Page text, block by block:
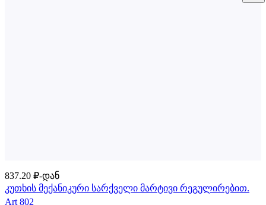
837.20 ₽-დან
კუთხის მექანიკური სარქველი მარტივი რეგულირებით.
Art 802